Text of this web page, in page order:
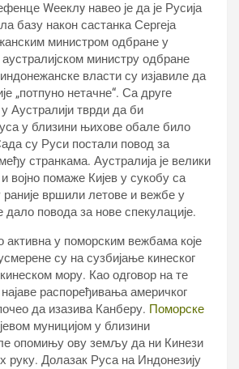
Wееклy навео је да је Русија
базу након састанка Сергеја
министром одбране у
министру одбране
власти су изјавиле да
„потпуно нетачне“. Са друге
Аустралији тврди да би
у близини њихове обале било
су Руси постали повод за
странкама. Аустралија је велики
војно помаже Кијев у сукобу са
вршили летове и вежбе у
дало повода за нове спекулације.
активна у поморским вежбама које
су на сузбијање кинеског
мору. Као одговор на те
распоређивања америчког
да изазива Канберу. Поморске
муницијом у близини
опомињу ову земљу да ни Кинези
руку. Долазак Руса на Индонезију